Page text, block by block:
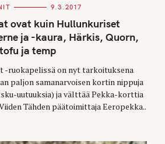
9.3.2017
ovat kuin Hullunkuriset
ja -kaura, Härkis, Quorn,
ja temp
-ruokapelissä on nyt tarkoituksena
paljon samanarvoisen kortin nippuja
uutuuksia) ja välttää Pekka-korttia
Tähden päätoimittaja Eeropekka..